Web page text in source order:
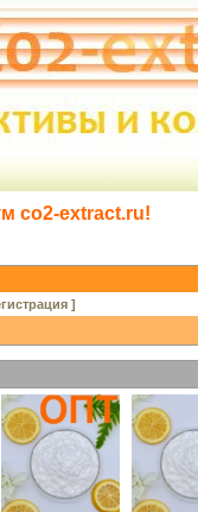
co2-extract.ru!
]